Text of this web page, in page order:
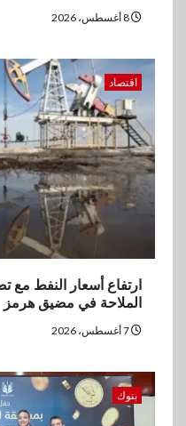
اقتصاد
ارتفاع أسعار النفط
الملاحة في مضيق هرمز
بنوك